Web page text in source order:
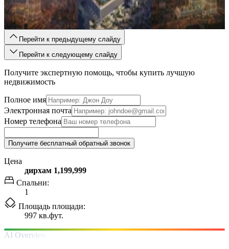
Перейти к предыдущему слайду
Перейти к следующему слайду
Получите экспертную помощь, чтобы купить лучшую
недвижимость
Полное имя
Электронная почта
Номер телефона
Получите бесплатный обратный звонок
Цена
дирхам 1,199,999
Спальни:
1
Площадь площади:
997 кв.фут.
AI Overview